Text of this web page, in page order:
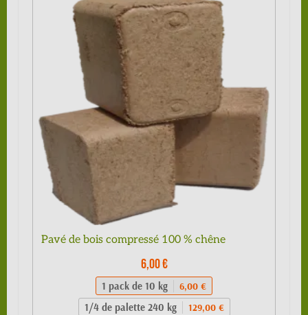
Pavé de bois compressé 100 % chêne
6,00 €
1 pack de 10 kg 6,00 €
1/4 de palette 240 kg 129,00 €